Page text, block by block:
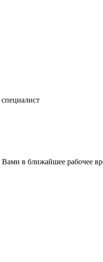
в ближайшее рабочее